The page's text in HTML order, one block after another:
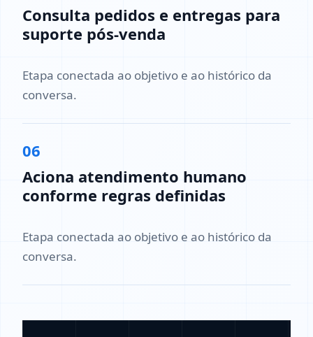
Consulta pedidos e entregas para
suporte pós-venda
Etapa conectada ao objetivo e ao histórico da
conversa.
06
Aciona atendimento humano
conforme regras definidas
Etapa conectada ao objetivo e ao histórico da
conversa.